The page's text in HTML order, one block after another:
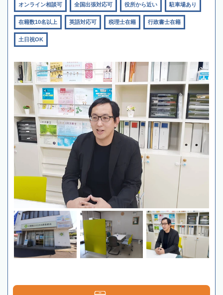
オンライン相談可 全国出張対応可 役所から近い 駐車場あり
在籍数10名以上 英語対応可 税理士在籍 行政書士在籍
土日祝OK